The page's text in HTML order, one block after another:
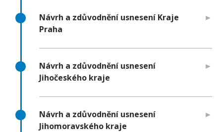
Návrh a zdůvodnění usnesení Kraje
Praha
Návrh a zdůvodnění usnesení
Jihočeského kraje
Návrh a zdůvodnění usnesení
Jihomoravského kraje